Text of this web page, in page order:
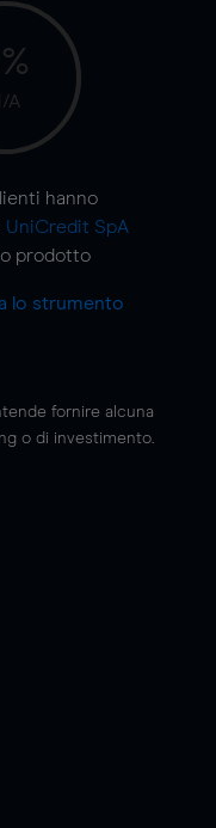
A
hanno
UniCredit SpA
prodotto
lo strumento
fornire alcuna
o di investimento.